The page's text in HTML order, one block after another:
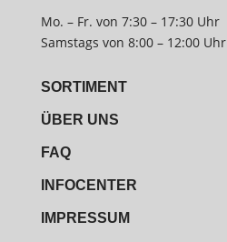
Mo. – Fr. von 7:30 – 17:30 Uhr
Samstags von 8:00 – 12:00 Uhr
SORTIMENT
ÜBER UNS
FAQ
INFOCENTER
IMPRESSUM